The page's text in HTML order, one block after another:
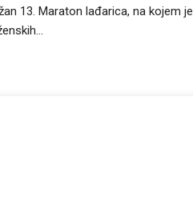
13. Maraton lađarica, na kojem je